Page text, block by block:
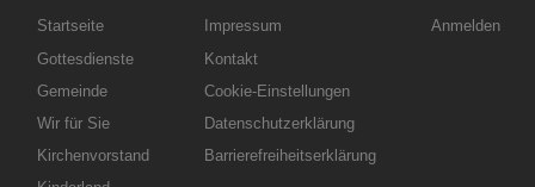
Hauptnavigation
Startseite
Gottesdienste
Gemeinde
Wir für Sie
Kirchenvorstand
Fußbereichsmenü
Impressum
Kontakt
Cookie-Einstellungen
Datenschutzerklärung
Barrierefreiheitserklärung
Benutzermenü
Anmelden